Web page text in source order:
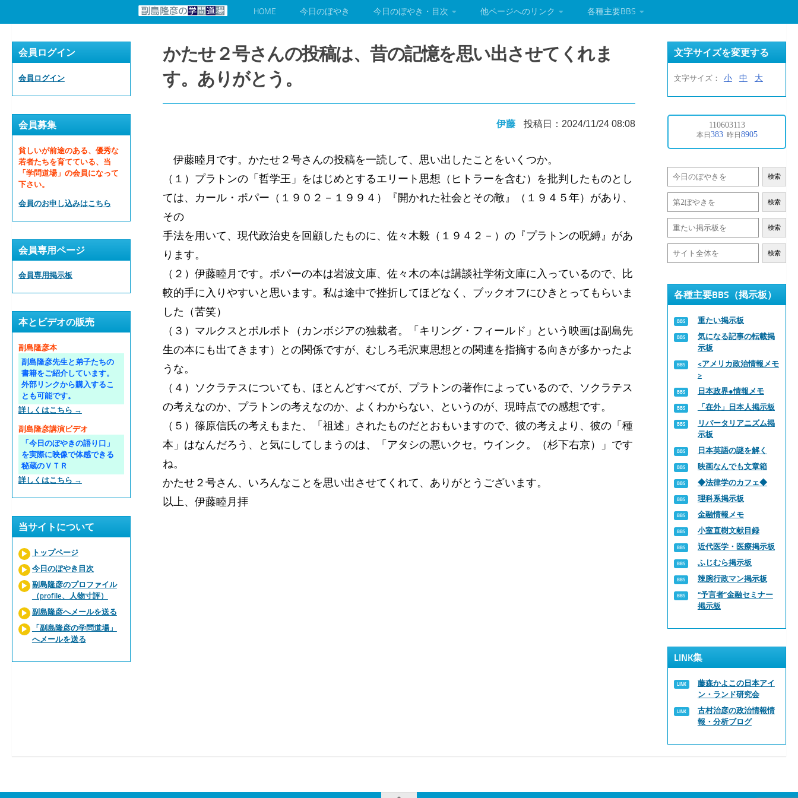
HOME 今日のぼやき 今日のぼやき・目次 他ページへのリンク 各種主要BBS
かたせ２号さんの投稿は、昔の記憶を思い出させてくれま
す。ありがとう。
伊藤 投稿日：2024/11/24 08:08
伊藤睦月です。かたせ２号さんの投稿を一読して、思い出したことをいくつか。
（１）プラトンの「哲学王」をはじめとするエリート思想（ヒトラーを含む）を批判したものとし
ては、カール・ポパー（１９０２－１９９４）『開かれた社会とその敵』（１９４５年）があり、
その
手法を用いて、現代政治史を回顧したものに、佐々木毅（１９４２－）の『プラトンの呪縛』があ
ります。
（２）伊藤睦月です。ポパーの本は岩波文庫、佐々木の本は講談社学術文庫に入っているので、比
較的手に入りやすいと思います。私は途中で挫折してほどなく、ブックオフにひきとってもらいま
した（苦笑）
（３）マルクスとポルポト（カンボジアの独裁者。「キリング・フィールド」という映画は副島先
生の本にも出てきます）との関係ですが、むしろ毛沢東思想との関連を指摘する向きが多かったよ
うな。
（４）ソクラテスについても、ほとんどすべてが、プラトンの著作によっているので、ソクラテス
の考えなのか、プラトンの考えなのか、よくわからない、というのが、現時点での感想です。
（５）篠原信氏の考えもまた、「祖述」されたものだとおもいますので、彼の考えより、彼の「種
本」はなんだろう、と気にしてしまうのは、「アタシの悪いクセ。ウインク。（杉下右京）」です
ね。
かたせ２号さん、いろんなことを思い出させてくれて、ありがとうございます。
以上、伊藤睦月拝
会員ログイン
会員ログイン
会員募集
貧しいが前途のある、優秀な
若者たちを育てている、当
「学問道場」の会員になって
下さい。
会員のお申し込みはこちら
会員専用ページ
会員専用掲示板
本とビデオの販売
副島隆彦本
副島隆彦先生と弟子たちの
書籍をご紹介しています。
外部リンクから購入するこ
とも可能です。
詳しくはこちら →
副島隆彦講演ビデオ
「今日のぼやきの語り口」
を実際に映像で体感できる
秘蔵のＶＴＲ
詳しくはこちら →
当サイトについて
トップページ
今日のぼやき目次
副島隆彦のプロファイル
（profile、人物寸評）
副島隆彦へメールを送る
「副島隆彦の学問道場」
へメールを送る
文字サイズを変更する
文字サイズ： 小 中 大
検索
検索
検索
検索
各種主要BBS（掲示板）
重たい掲示板
気になる記事の転載掲
示板
<アメリカ政治情報メモ
>
日本政界●情報メモ
「在外」日本人掲示板
リバータリアニズム掲
示板
日本英語の謎を解く
映画なんでも文章箱
◆法律学のカフェ◆
理科系掲示板
金融情報メモ
小室直樹文献目録
近代医学・医療掲示板
ふじむら掲示板
辣腕行政マン掲示板
“予言者”金融セミナー
掲示板
LINK集
藤森かよこの日本アイ
ン・ランド研究会
古村治彦の政治情報情
報・分析ブログ